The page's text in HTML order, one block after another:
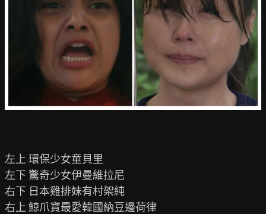
左上 環保少女童貝里
左下 驚奇少女伊曼維拉尼
右下 日本雞排妹有村架純
右上 鯨爪寶最愛韓國納豆邊荷律